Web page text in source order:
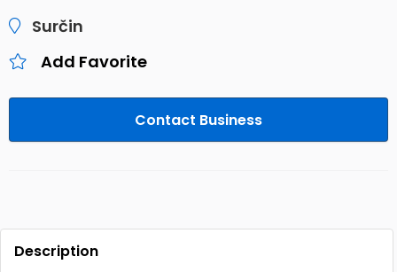
Surčin
Add Favorite
Contact Business
Description